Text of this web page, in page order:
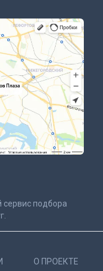
сервис подбора
О ПРОЕКТЕ